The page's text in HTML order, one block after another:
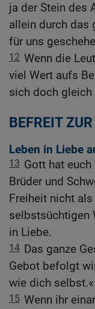
ja der Stein des
allein durch das
für uns
12 Wenn die
viel Wert aufs
sich doch gleich
BEFREIT
Leben in Liebe
13 Gott hat
Brüder und
Freiheit nicht
selbstsüchtigen
in Liebe.
14 Das ganze
Gebot befolgt
wie dich selbst.«
15 Wenn ihr